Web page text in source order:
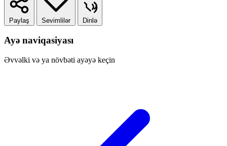
Paylaş Sevimlilər Dinlə
Ayə naviqasiyası
Əvvəlki və ya növbəti ayəyə keçin